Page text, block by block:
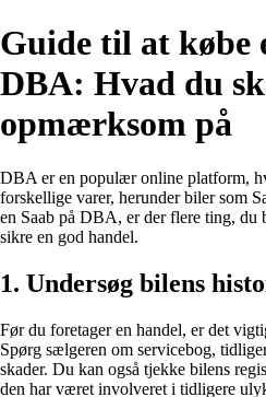
Guide til at købe
DBA: Hvad du
opmærksom på
DBA er en populær online platform,
forskellige varer, herunder biler som
en Saab på DBA, er der flere ting,
sikre en god handel.
1. Undersøg bilens
Før du foretager en handel, er det
Spørg sælgeren om servicebog,
skader. Du kan også tjekke bilens
den har været involveret i tidligere